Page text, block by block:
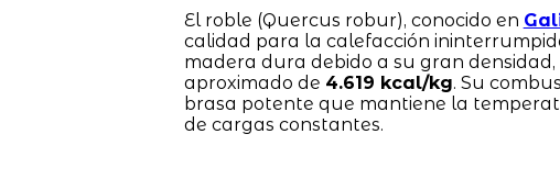
El roble (Quercus robur), conocido en
calidad para la calefacción
madera dura debido a su gran
aproximado de 4.619 kcal/kg. Su
brasa potente que mantiene la
de cargas constantes.